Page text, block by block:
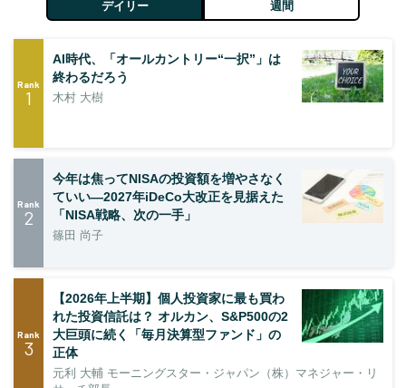
デイリー 週間
Rank
1
AI時代、「オールカントリー“一択”」は
終わるだろう
木村 大樹
Rank
2
今年は焦ってNISAの投資額を増やさなく
ていい―2027年iDeCo大改正を見据えた
「NISA戦略、次の一手」
篠田 尚子
Rank
3
【2026年上半期】個人投資家に最も買わ
れた投資信託は？ オルカン、S&P500の2
大巨頭に続く「毎月決算型ファンド」の
正体
元利 大輔 モーニングスター・ジャパン（株）マネジャー・リ